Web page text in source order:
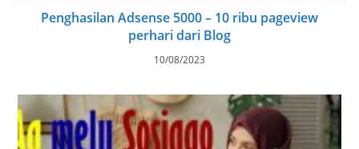
Penghasilan Adsense 5000 – 10 ribu pageview
perhari dari Blog
10/08/2023